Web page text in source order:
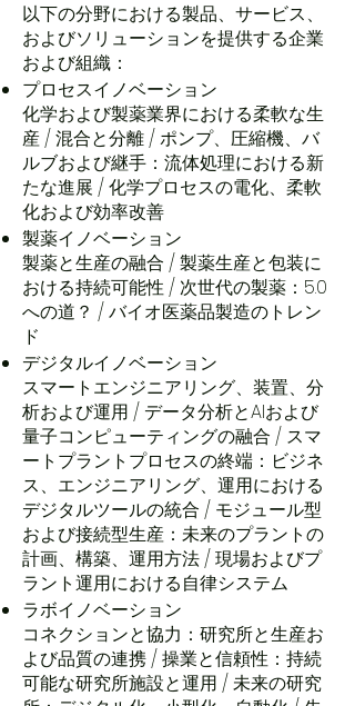
以下の分野における製品、サービス、
およびソリューションを提供する企業
および組織：​
プロセスイノベーション ​
化学および製薬業界における柔軟な生
産 / 混合と分離 / ポンプ、圧縮機、バ
ルブおよび継手：流体処理における新
たな進展 / 化学プロセスの電化、柔軟
化および効率改善​
製薬イノベーション​
製薬と生産の融合 / 製薬生産と包装に
おける持続可能性 / 次世代の製薬：5.0
への道？ / バイオ医薬品製造のトレン
ド​
デジタルイノベーション​
スマートエンジニアリング、装置、分
析および運用 / データ分析とAIおよび
量子コンピューティングの融合 / スマ
ートプラントプロセスの終端：ビジネ
ス、エンジニアリング、運用における
デジタルツールの統合 / モジュール型
および接続型生産：未来のプラントの
計画、構築、運用方法 / 現場およびプ
ラント運用における自律システム​
ラボイノベーション​
コネクションと協力：研究所と生産お
よび品質の連携 / 操業と信頼性：持続
可能な研究所施設と運用 / 未来の研究